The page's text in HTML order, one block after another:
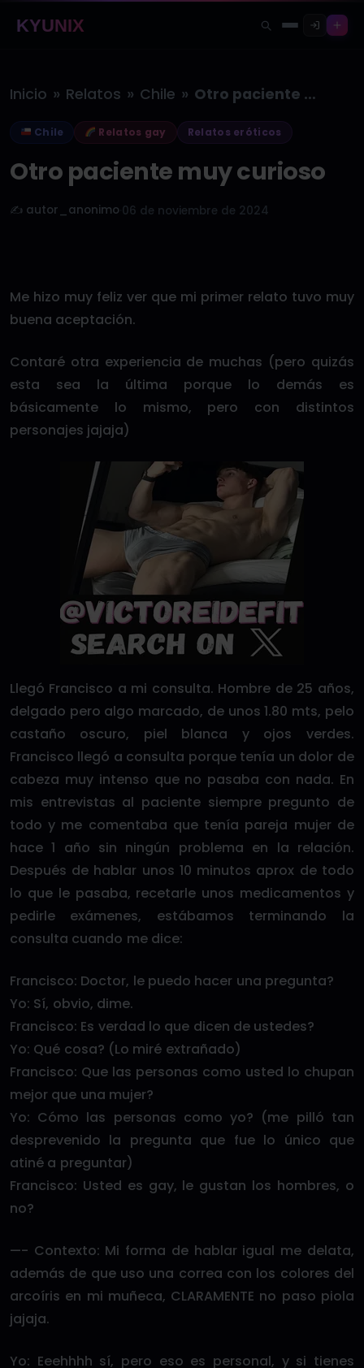
KYUNIX
Inicio » Relatos » Chile » Otro paciente muy curioso
Chile Relatos gay Relatos eróticos
Otro paciente muy curioso
✍️ autor_anonimo 06 de noviembre de 2024
Me hizo muy feliz ver que mi primer relato tuvo muy
buena aceptación.
Contaré otra experiencia de muchas (pero quizás
esta sea la última porque lo demás es
básicamente lo mismo, pero con distintos
personajes jajaja)
Llegó Francisco a mi consulta. Hombre de 25 años,
delgado pero algo marcado, de unos 1.80 mts, pelo
castaño oscuro, piel blanca y ojos verdes.
Francisco llegó a consulta porque tenía un dolor de
cabeza muy intenso que no pasaba con nada. En
mis entrevistas al paciente siempre pregunto de
todo y me comentaba que tenía pareja mujer de
hace 1 año sin ningún problema en la relación.
Después de hablar unos 10 minutos aprox de todo
lo que le pasaba, recetarle unos medicamentos y
pedirle exámenes, estábamos terminando la
consulta cuando me dice:
Francisco: Doctor, le puedo hacer una pregunta?
Yo: Sí, obvio, dime.
Francisco: Es verdad lo que dicen de ustedes?
Yo: Qué cosa? (Lo miré extrañado)
Francisco: Que las personas como usted lo chupan
mejor que una mujer?
Yo: Cómo las personas como yo? (me pilló tan
desprevenido la pregunta que fue lo único que
atiné a preguntar)
Francisco: Usted es gay, le gustan los hombres, o
no?
—- Contexto: Mi forma de hablar igual me delata,
además de que uso una correa con los colores del
arcoíris en mi muñeca, CLARAMENTE no paso piola
jajaja.
Yo: Eeehhhh sí, pero eso es personal, y si tienes